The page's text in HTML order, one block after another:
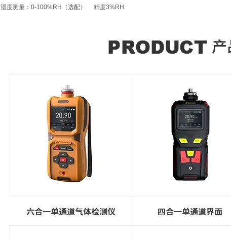
湿度测量：0-100%RH（选配） 精度3%RH